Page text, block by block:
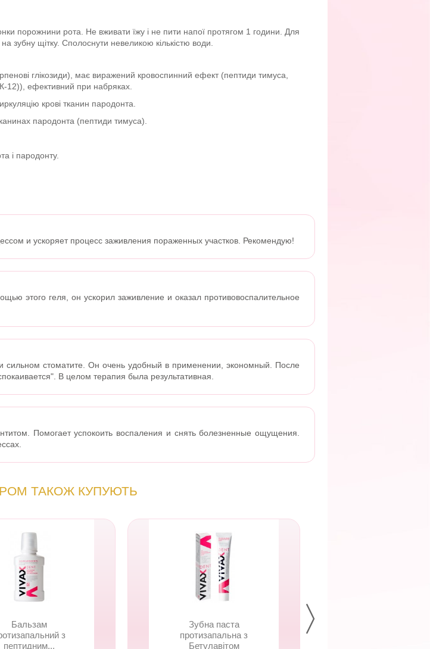
порожнини рота. Не вживати їжу і не пити напої протягом 1 години. Для
щітку. Сполоснути невеликою кількістю води.
глікозиди), має виражений кровоспинний ефект (пептиди тимуса,
12)), ефективний при набряках.
крові тканин пародонта.
пародонта (пептиди тимуса).
і пародонту.
и ускоряет процесс заживления пораженных участков. Рекомендую!
этого геля, он ускорил заживление и оказал противовоспалительное
сильном стоматите. Он очень удобный в применении, экономный. После
В целом терапия была результативная.
Помогает успокоить воспаления и снять болезненные ощущения.
ТАКОЖ КУПУЮТЬ
Бальзам
з
пептидним...
Зубна паста
протизапальна з
Бетулавітом